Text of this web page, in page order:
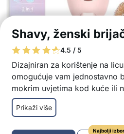
Shavy, ženski
4.5 / 5
Dizajniran za korištenje na
omogućuje vam jednostavno
mokrim uvjetima kod kuće ili
Brzo i učinkovito
Omogućuje suho i mokro
Punjiva baterija
Prikaži više
Najbolji izbor